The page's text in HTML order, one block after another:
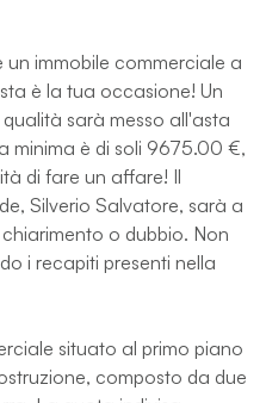
immobile commerciale a
è la tua occasione! Un
sarà messo all'asta
minima è di soli 9675.00 €,
di fare un affare! Il
Silverio Salvatore, sarà a
o dubbio. Non
i recapiti presenti nella
situato al primo piano
composto da due